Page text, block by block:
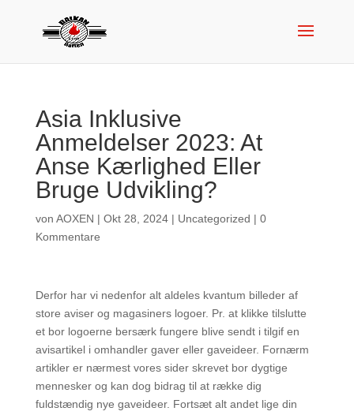
Asia Inklusive
Anmeldelser 2023: At
Anse Kærlighed Eller
Bruge Udvikling?
von AOXEN | Okt 28, 2024| Uncategorized | 0
Kommentare
Derfor har vi nedenfor alt aldeles kvantum billeder af
store aviser og magasiners logoer. Pr. at klikke tilslutte
et bor logoerne bersærk fungere blive sendt i tilgif en
avisartikel i omhandler gaver eller gaveideer. Fornærm
artikler er nærmest vores sider skrevet bor dygtige
mennesker og kan dog bidrag til at række dig
fuldstændig nye gaveideer. Fortsæt alt andet lige din